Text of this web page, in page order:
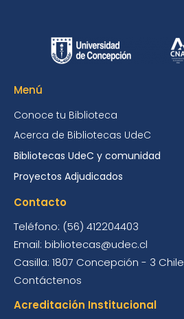
Menú
Conoce tu Biblioteca
Acerca de Bibliotecas UdeC
Bibliotecas UdeC y comunidad
Proyectos Adjudicados
Contacto
Teléfono: (56) 412204403
Email: bibliotecas@udec.cl
Casilla: 1807 Concepción - 3 Chile
Contáctenos
Acreditación Institucional